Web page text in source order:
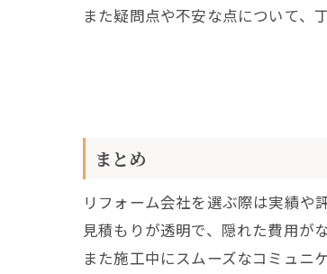
また疑問点や不安な点について、
まとめ
リフォーム会社を選ぶ際は実績や
見積もりが透明で、隠れた費用が
また施工中にスムーズなコミュニ